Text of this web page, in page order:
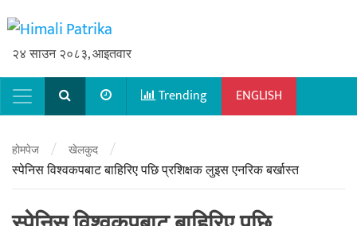
२४ साउन २०८३, आइतवार
Main NavigationTrending ENGLISH
होमपेज / खेलकुद /
स्पेनिस विश्वकपबाट बाहिरिए पछि प्रशिक्षक लुइस एनरिक बर्खास्त